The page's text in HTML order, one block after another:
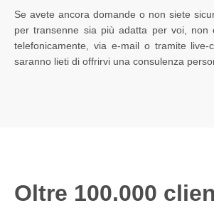
Se avete ancora domande o non siete
per transenne sia più adatta per voi, non
telefonicamente , via e-mailo tramite live-
saranno lieti di offrirvi una consulenza
Oltre 100.000